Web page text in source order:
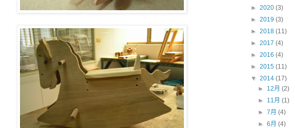
► 2020 (3)
► 2019 (3)
► 2018 (11)
► 2017 (4)
► 2016 (4)
► 2015 (11)
▼ 2014 (17)
► 12月(2)
► 11月(1)
►7月(4)
►6月(4)